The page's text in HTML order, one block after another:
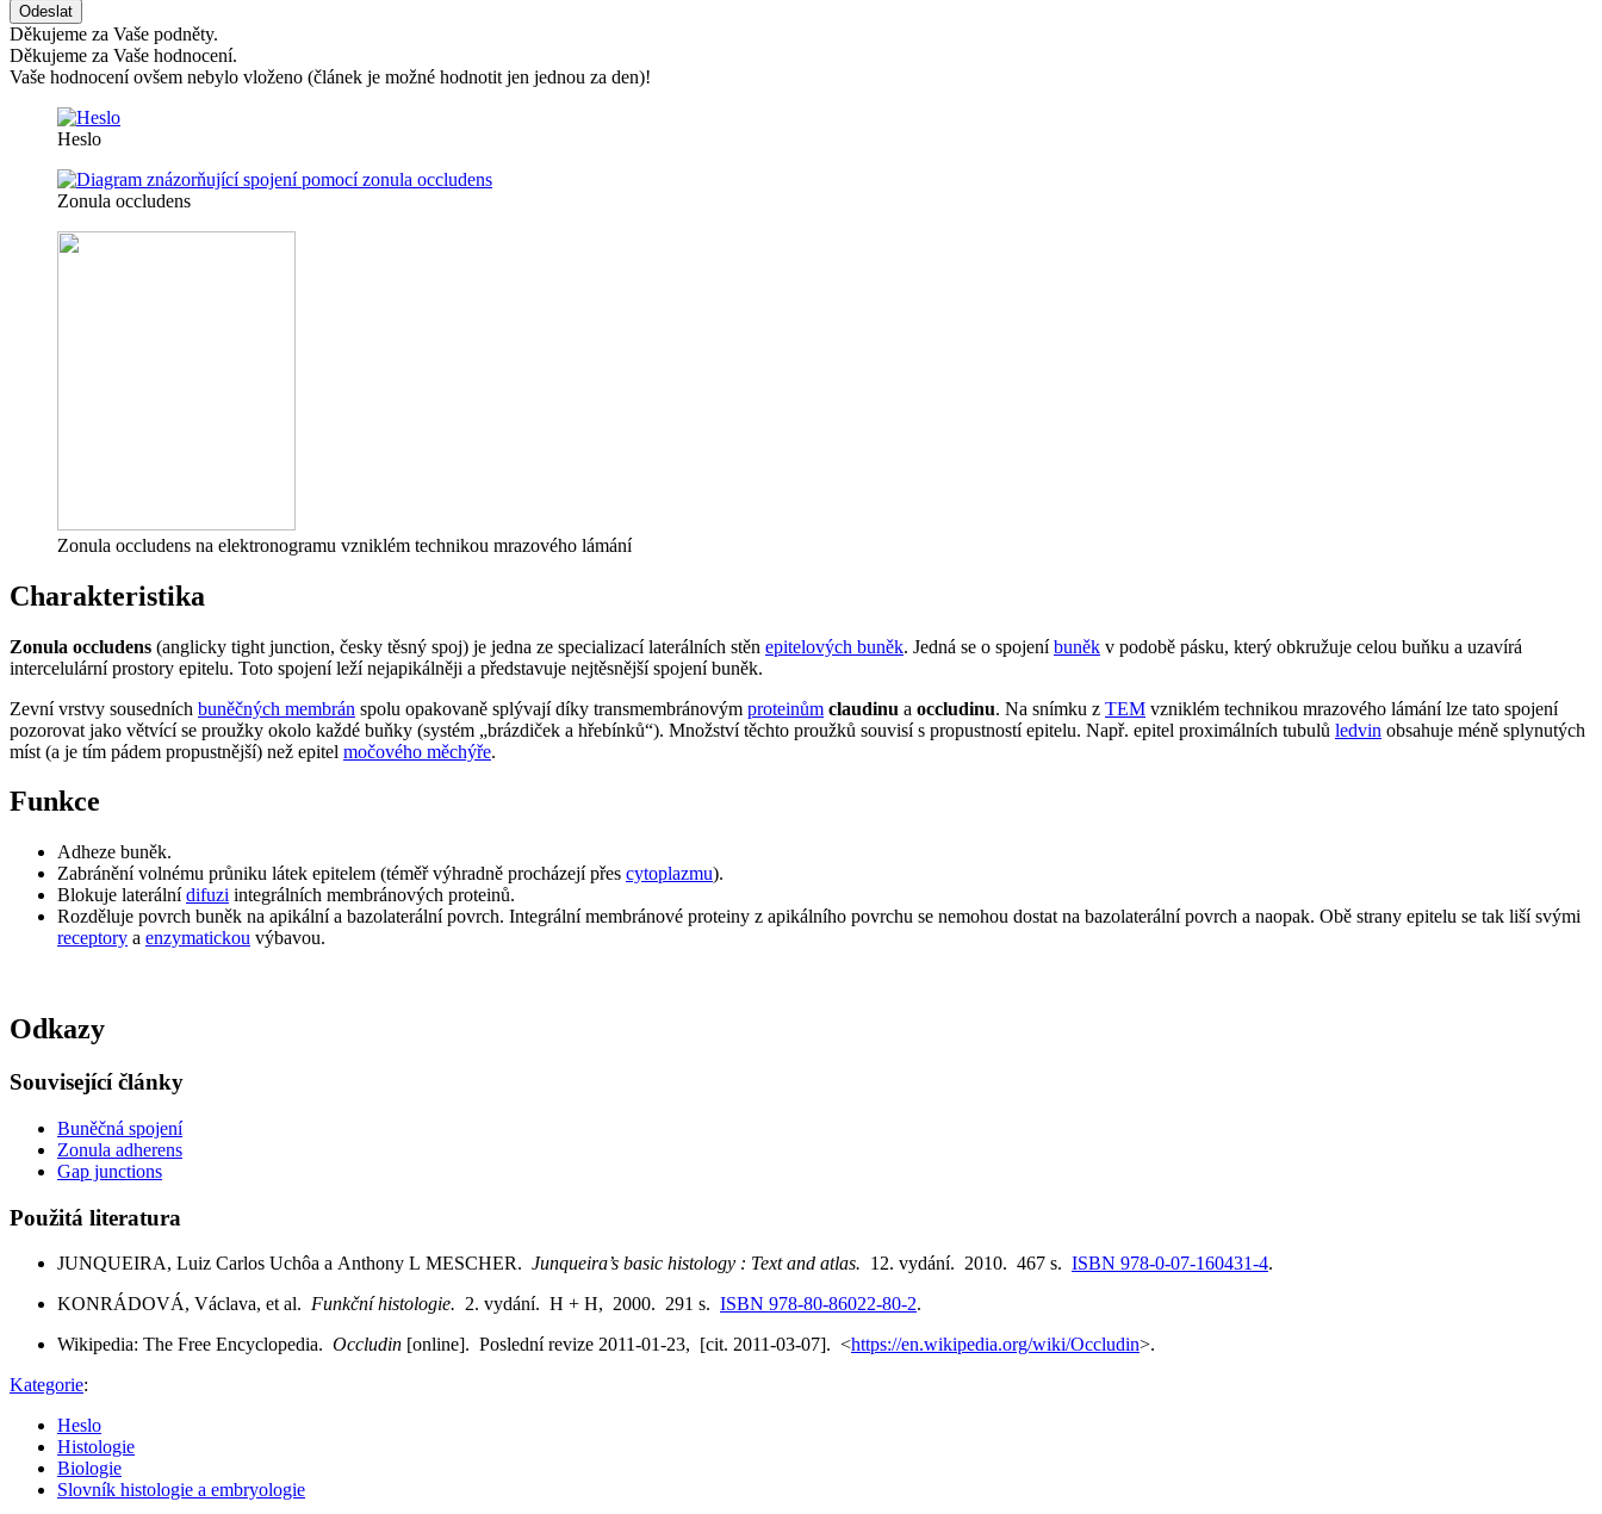
Odeslat
Děkujeme za Vaše podněty.
Děkujeme za Vaše hodnocení.
Vaše hodnocení ovšem nebylo vloženo (článek je možné hodnotit jen jednou za den)!
Heslo
Zonula occludens
Zonula occludens na elektronogramu vzniklém technikou mrazového lámání
Charakteristika
Zonula occludens (anglicky tight junction, česky těsný spoj) je jedna ze specializací laterálních stěn epitelových buněk. Jedná se o spojeníbuněk v podobě pásku, který obkružuje celou buňku a uzavírá
intercelulární prostory epitelu. Toto spojení leží nejapikálněji a představuje nejtěsnější spojení buněk.
Zevní vrstvy sousedních buněčných membrán spolu opakovaně splývají díky transmembránovým proteinům claudinu a occludinu. Na snímku z TEM vzniklém technikou mrazového lámání lze tato spojení
pozorovat jako větvící se proužky okolo každé buňky (systém „brázdiček a hřebínků“). Množství těchto proužků souvisí s propustností epitelu. Např. epitel proximálních tubulů ledvin obsahuje méně splynutých
míst (a je tím pádem propustnější) než epitel močového měchýře.
Funkce
Adheze buněk.
Zabránění volnému průniku látek epitelem (téměř výhradně procházejí přes cytoplazmu).
Blokuje laterálnídifuzi integrálních membránových proteinů.
Rozděluje povrch buněk na apikální a bazolaterální povrch. Integrální membránové proteiny z apikálního povrchu se nemohou dostat na bazolaterální povrch a naopak. Obě strany epitelu se tak liší svými
receptory a enzymatickou výbavou.
Odkazy
Související články
Buněčná spojení
Zonula adherens
Gap junctions
Použitá literatura
JUNQUEIRA, Luiz Carlos Uchôa a Anthony L MESCHER. Junqueira’s basic histology : Text and atlas. 12. vydání. 2010. 467 s. ISBN 978-0-07-160431-4.
KONRÁDOVÁ, Václava, et al. Funkční histologie. 2. vydání. H + H, 2000. 291 s. ISBN 978-80-86022-80-2.
Wikipedia: The Free Encyclopedia. Occludin [online]. Poslední revize 2011-01-23, [cit. 2011-03-07]. <https://en.wikipedia.org/wiki/Occludin>.
Kategorie:
Heslo
Histologie
Biologie
Slovník histologie a embryologie